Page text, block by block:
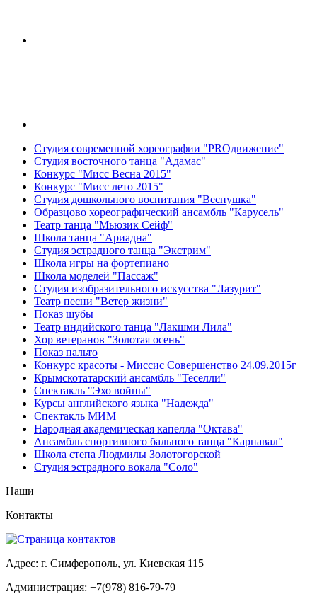
Студия современной хореографии "PROдвижение"
Студия восточного танца "Адамас"
Конкурс "Мисс Весна 2015"
Конкурс "Мисс лето 2015"
Студия дошкольного воспитания "Веснушка"
Образцово хореографический ансамбль "Карусель"
Театр танца "Мьюзик Сейф"
Школа танца "Ариадна"
Студия эстрадного танца "Экстрим"
Школа игры на фортепиано
Школа моделей "Пассаж"
Студия изобразительного искусства "Лазурит"
Театр песни "Ветер жизни"
Показ шубы
Театр индийского танца "Лакшми Лила"
Хор ветеранов "Золотая осень"
Показ пальто
Конкурс красоты - Миссис Совершенство 24.09.2015г
Крымскотатарский ансамбль "Теселли"
Спектакль "Эхо войны"
Курсы английского языка "Надежда"
Спектакль МИМ
Народная академическая капелла "Октава"
Ансамбль спортивного бального танца "Карнавал"
Школа степа Людмилы Золотогорской
Студия эстрадного вокала "Соло"
Наши
Контакты
Адрес: г. Симферополь, ул. Киевская 115
Администрация: +7(978) 816-79-79